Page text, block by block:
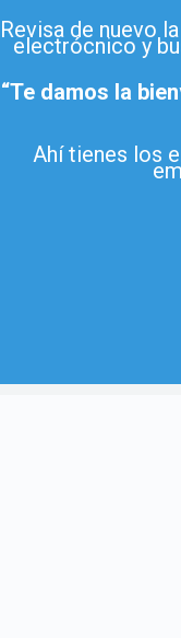
Revisa de nuevo
electrócnico y
“Te damos la
Ahí tienes los